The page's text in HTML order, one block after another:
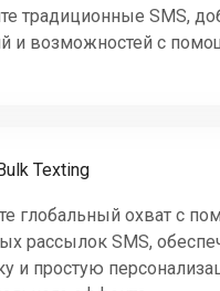
традиционные SMS,
и возможностей с
Texting
глобальный охват с
рассылок SMS,
и простую